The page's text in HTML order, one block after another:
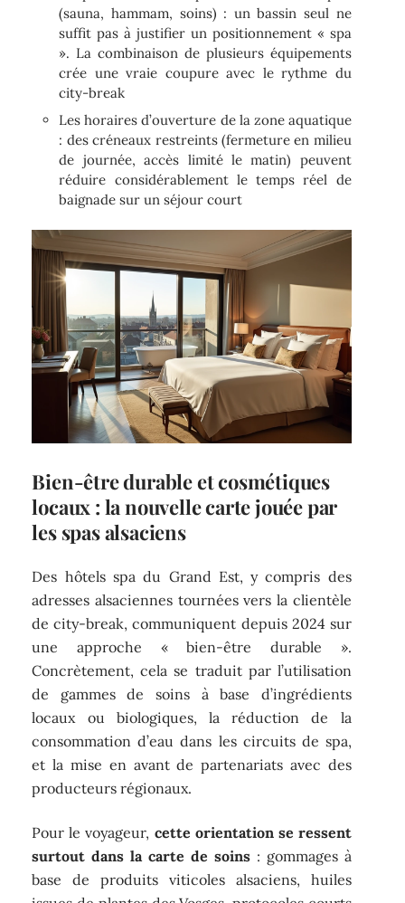
(sauna, hammam, soins) : un bassin seul ne
suffit pas à justifier un positionnement « spa
». La combinaison de plusieurs équipements
crée une vraie coupure avec le rythme du
city-break
Les horaires d’ouverture de la zone aquatique
: des créneaux restreints (fermeture en milieu
de journée, accès limité le matin) peuvent
réduire considérablement le temps réel de
baignade sur un séjour court
Bien-être durable et cosmétiques
locaux : la nouvelle carte jouée par
les spas alsaciens
Des hôtels spa du Grand Est, y compris des
adresses alsaciennes tournées vers la clientèle
de city-break, communiquent depuis 2024 sur
une approche « bien-être durable ».
Concrètement, cela se traduit par l’utilisation
de gammes de soins à base d’ingrédients
locaux ou biologiques, la réduction de la
consommation d’eau dans les circuits de spa,
et la mise en avant de partenariats avec des
producteurs régionaux.
Pour le voyageur, cette orientation se ressent
surtout dans la carte de soins: gommages à
base de produits viticoles alsaciens, huiles